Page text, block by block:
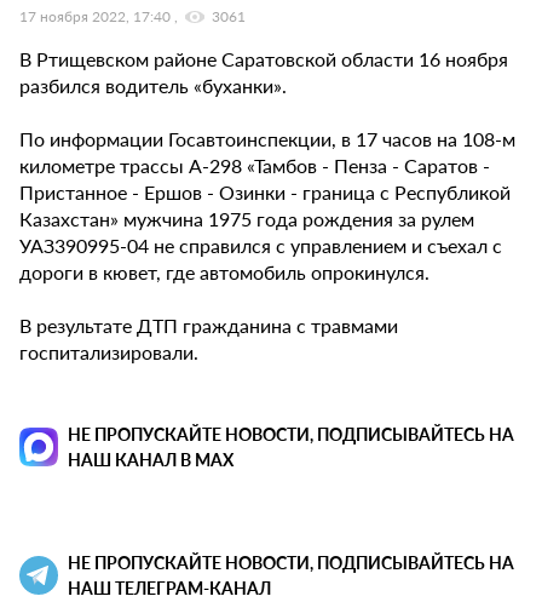
17 ноября 2022, 17:40 3061
В Ртищевском районе Саратовской области 16 ноября
разбился водитель «буханки».
По информации Госавтоинспекции, в 17 часов на 108-м
километре трассы А-298 «Тамбов - Пенза - Саратов -
Пристанное - Ершов - Озинки - граница с Республикой
Казахстан» мужчина 1975 года рождения за рулем
УАЗ390995-04 не справился с управлением и съехал с
дороги в кювет, где автомобиль опрокинулся.
В результате ДТП гражданина с травмами
госпитализировали.
НЕ ПРОПУСКАЙТЕ НОВОСТИ, ПОДПИСЫВАЙТЕСЬ НА
НАШ КАНАЛ В MAX
НЕ ПРОПУСКАЙТЕ НОВОСТИ, ПОДПИСЫВАЙТЕСЬ НА
НАШ ТЕЛЕГРАМ-КАНАЛ